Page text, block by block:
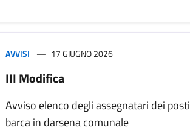
AVVISI 17 GIUGNO 2026
III Modifica
Avviso elenco degli assegnatari dei posti
barca in darsena comunale